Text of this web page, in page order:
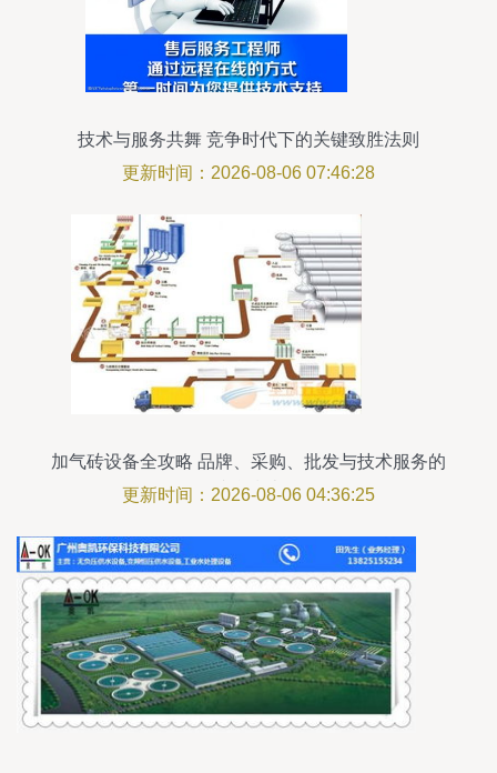
技术与服务共舞 竞争时代下的关键致胜法则
更新时间：2026-08-06 07:46:28
加气砖设备全攻略 品牌、采购、批发与技术服务的
综合指南
更新时间：2026-08-06 04:36:25